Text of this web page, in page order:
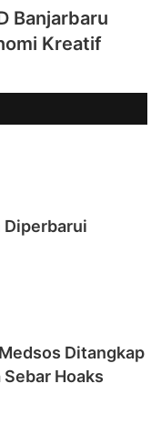
Banjarbaru
Kreatif
Diperbarui
Ditangkap
Hoaks